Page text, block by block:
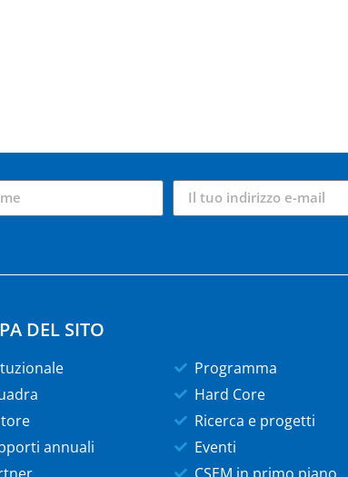
DEL SITO
annuali
Programma
Hard Core
Ricerca e progetti
Eventi